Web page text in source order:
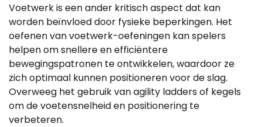
Voetwerk is een ander kritisch aspect dat kan
worden beïnvloed door fysieke beperkingen. Het
oefenen van voetwerk-oefeningen kan spelers
helpen om snellere en efficiëntere
bewegingspatronen te ontwikkelen, waardoor ze
zich optimaal kunnen positioneren voor de slag.
Overweeg het gebruik van agility ladders of kegels
om de voetensnelheid en positionering te
verbeteren.